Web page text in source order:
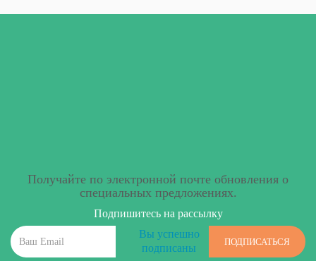
Получайте по электронной почте обновления о
специальных предложениях.
Подпишитесь на рассылку
Вы успешно
подписаны
ПОДПИСАТЬСЯ